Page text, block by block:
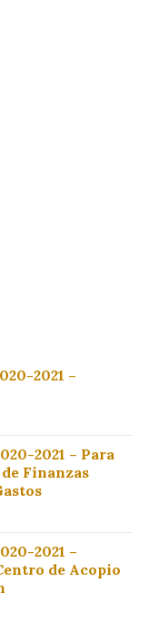
2021 –
2021 – Para
Finanzas
2021 –
de Acopio